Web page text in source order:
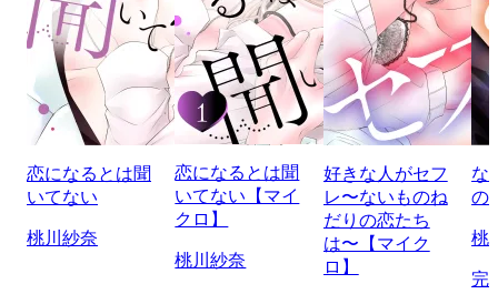
恋になるとは聞
いてない
桃川紗奈
恋になるとは聞
いてない【マイ
クロ】
桃川紗奈
好きな人がセフ
レ〜ないものね
だりの恋たち
は〜【マイク
ロ】
な
の
桃
完